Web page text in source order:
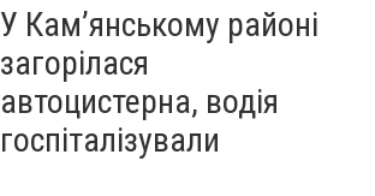
У Кам’янському районі
загорілася
автоцистерна, водія
госпіталізували